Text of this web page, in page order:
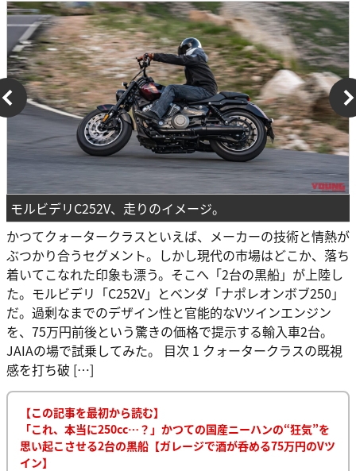
モルビデリC252V、走りのイメージ。
かつてクォータークラスといえば、メーカーの技術と情熱が
ぶつかり合うセグメント。しかし現代の市場はどこか、落ち
着いてこなれた印象も漂う。そこへ「2台の黒船」が上陸し
た。モルビデリ「C252V」とベンダ「ナポレオンボブ250」
だ。過剰なまでのデザイン性と官能的なVツインエンジン
を、75万円前後という驚きの価格で提示する輸入車2台。
JAIAの場で試乗してみた。 目次 1 クォータークラスの既視
感を打ち破 […]
【この記事を最初から読む】
「これ、本当に250cc…？」かつての国産ニーハンの“狂気”を
思い起こさせる2台の黒船【ガレージで酒が呑める75万円のVツ
イン】